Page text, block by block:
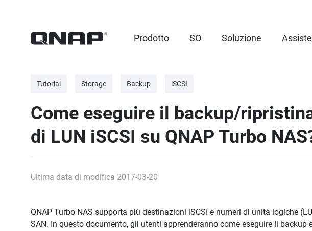
Prodotto SO Soluzione
Tutorial Storage Backup iSCSI
Come eseguire il backup/
di LUN iSCSI su QNAP Turbo
Ultima data di modifica 2017-03-20
QNAP Turbo NAS supporta più destinazioni iSCSI e numeri di unità logiche
SAN. In questo documento, gli utenti apprenderanno come eseguire il backup